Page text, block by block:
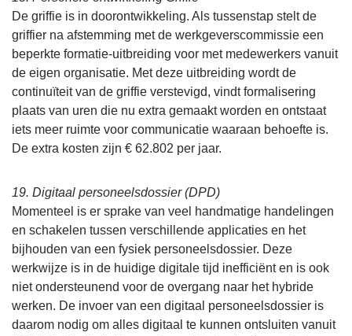
De griffie is in doorontwikkeling. Als tussenstap stelt de
griffier na afstemming met de werkgeverscommissie een
beperkte formatie-uitbreiding voor met medewerkers vanuit
de eigen organisatie. Met deze uitbreiding wordt de
continuïteit van de griffie verstevigd, vindt formalisering
plaats van uren die nu extra gemaakt worden en ontstaat
iets meer ruimte voor communicatie waaraan behoefte is.
De extra kosten zijn € 62.802 per jaar.
19. Digitaal personeelsdossier (DPD)
Momenteel is er sprake van veel handmatige handelingen
en schakelen tussen verschillende applicaties en het
bijhouden van een fysiek personeelsdossier. Deze
werkwijze is in de huidige digitale tijd inefficiënt en is ook
niet ondersteunend voor de overgang naar het hybride
werken. De invoer van een digitaal personeelsdossier is
daarom nodig om alles digitaal te kunnen ontsluiten vanuit